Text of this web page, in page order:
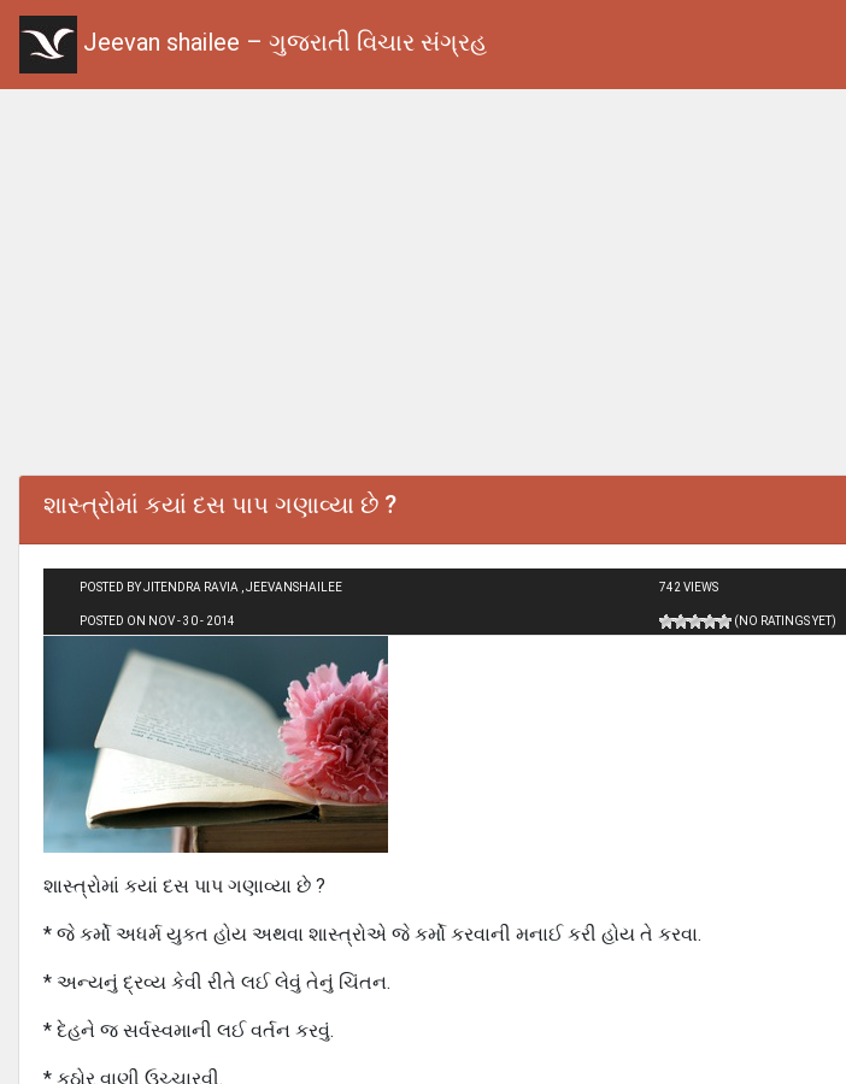
Jeevan shailee – ગુજરાતી વિચાર સંગ્રહ
શાસ્ત્રોમાં કયાં દસ પાપ ગણાવ્યા છે ?
POSTED BY JITENDRA RAVIA , JEEVANSHAILEE
POSTED ON NOV - 30 - 2014
742 VIEWS
(NO RATINGS YET)
શાસ્ત્રોમાં કયાં દસ પાપ ગણાવ્યા છે ?
* જે કર્મો અધર્મ યુકત હોય અથવા શાસ્ત્રોએ જે કર્મો કરવાની મનાઈ કરી હોય તે કરવા.
* અન્યનું દ્રવ્ય કેવી રીતે લઈ લેવું તેનું ચિંતન.
* દેહને જ સર્વસ્વમાની લઈ વર્તન કરવું.
* કઠોર વાણી ઉચ્ચારવી.